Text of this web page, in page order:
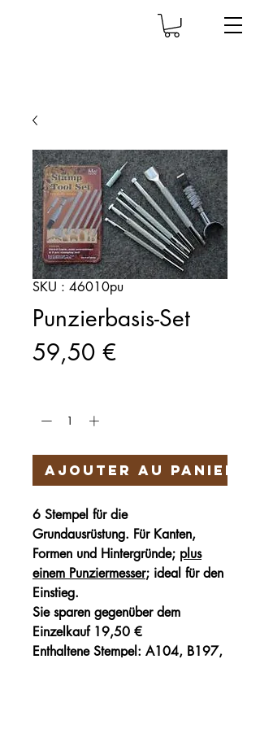
SKU : 46010pu
Punzierbasis-Set
59,50 €Prix
Ajouter au panier
6 Stempel für die
Grundausrüstung. Für Kanten,
Formen und Hintergründe; plus
einem Punziermesser; ideal für den
Einstieg.
Sie sparen gegenüber dem
Einzelkauf 19,50 €
Enthaltene Stempel: A104, B197,